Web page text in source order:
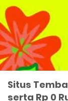
Situs
serta Rp 0